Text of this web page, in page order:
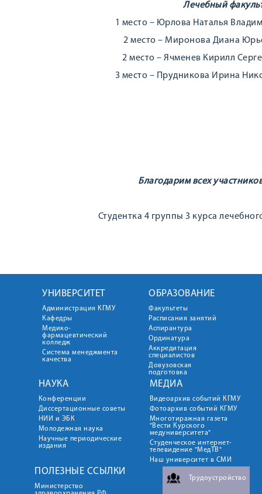
Лечебный
1 место – Юрлова Наталья
2 место – Миронова Диана
2 место – Ячменев Кирилл
3 место – Прудникова Ирина
Благодарим всех
Студентка 4 группы 3 курса
УНИВЕРСИТЕТ
Администрация КГМУ
Кафедры
Медико-
фармацевтический
колледж
Система менеджмента
качества
ОБРАЗОВАНИЕ
Факультеты
Расписания занятий
Аспирантура
Ординатура
Аккредитация
специалистов
Довузовская
подготовка
НАУКА
Конференции
Диссертационные советы
НИИ и ЭБК
Молодежная наука
Научные периодические
издания
МЕДИА
Видеоархив событий КГМУ
Фотоархив событий КГМУ
Многотиражная газета
"Вести Курского
медуниверситета"
Студенческое интернет-
телевидение "МедТВ"
Наш университет в СМИ
ПОЛЕЗНЫЕ ССЫЛКИ
Министерство
Трудоустройство